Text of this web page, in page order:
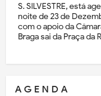
S. SILVESTRE, está
noite de 23 de
com o apoio da
Braga sai da Praça da
A G E N D A